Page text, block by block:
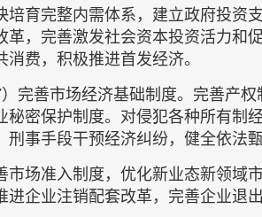
培育完整内需体系，建立政府投资
革，完善激发社会资本投资活力和
消费，积极推进首发经济。
）完善市场经济基础制度。完善产
秘密保护制度。对侵犯各种所有制
刑事手段干预经济纠纷，健全依法
市场准入制度，优化新业态新领域
进企业注销配套改革，完善企业退